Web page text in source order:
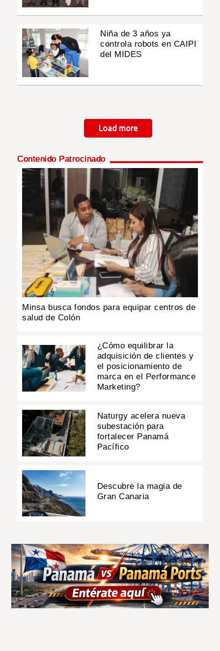
Niña de 3 años ya
controla robots en CAIPI
del MIDES
Load more
Contenido Patrocinado
Minsa busca fondos para equipar centros de
salud de Colón
¿Cómo equilibrar la
adquisición de clientes y
el posicionamiento de
marca en el Performance
Marketing?
Naturgy acelera nueva
subestación para
fortalecer Panamá
Pacífico
Descubre la magia de
Gran Canaria